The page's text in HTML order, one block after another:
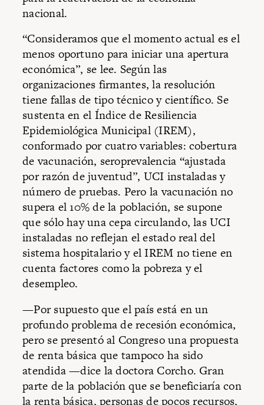
nacional.
“Consideramos que el momento actual es el
menos oportuno para iniciar una apertura
económica”, se lee. Según las
organizaciones firmantes, la resolución
tiene fallas de tipo técnico y científico. Se
sustenta en el Índice de Resiliencia
Epidemiológica Municipal (IREM),
conformado por cuatro variables: cobertura
de vacunación, seroprevalencia “ajustada
por razón de juventud”, UCI instaladas y
número de pruebas. Pero la vacunación no
supera el 10% de la población, se supone
que sólo hay una cepa circulando, las UCI
instaladas no reflejan el estado real del
sistema hospitalario y el IREM no tiene en
cuenta factores como la pobreza y el
desempleo.
—Por supuesto que el país está en un
profundo problema de recesión económica,
pero se presentó al Congreso una propuesta
de renta básica que tampoco ha sido
atendida —dice la doctora Corcho. Gran
parte de la población que se beneficiaría con
la renta básica, personas de pocos recursos,